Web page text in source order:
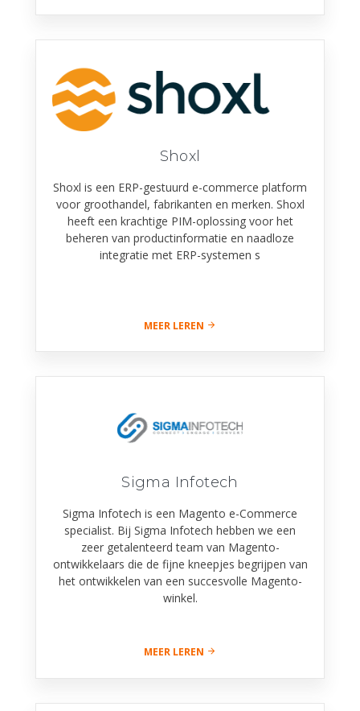
Shoxl
Shoxl is een ERP-gestuurd e-commerce platform
voor groothandel, fabrikanten en merken. Shoxl
heeft een krachtige PIM-oplossing voor het
beheren van productinformatie en naadloze
integratie met ERP-systemen s
MEER LEREN
Sigma Infotech
Sigma Infotech is een Magento e-Commerce
specialist. Bij Sigma Infotech hebben we een
zeer getalenteerd team van Magento-
ontwikkelaars die de fijne kneepjes begrijpen van
het ontwikkelen van een succesvolle Magento-
winkel.
MEER LEREN